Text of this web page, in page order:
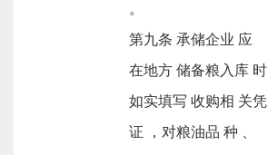
。
第九条 承储企业 应
在地方 储备粮入库 时
如实填写 收购相 关凭
证 ，对粮油品 种 、